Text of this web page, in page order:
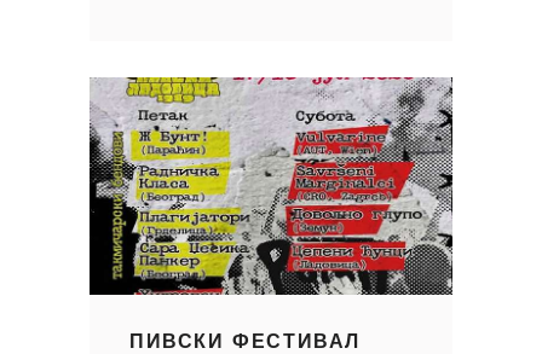
ПИВСКИ ФЕСТИВАЛ